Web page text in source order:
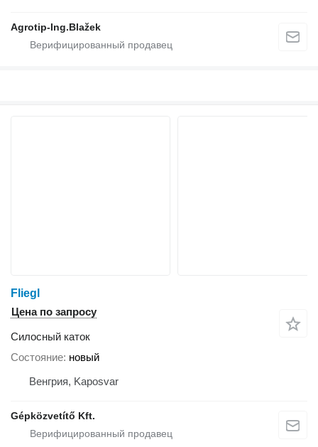
Agrotip-Ing.Blažek
Fliegl
Цена по запросу
Силосный каток
Состояние новый
Венгрия, Kaposvar
Gépközvetítő Kft.